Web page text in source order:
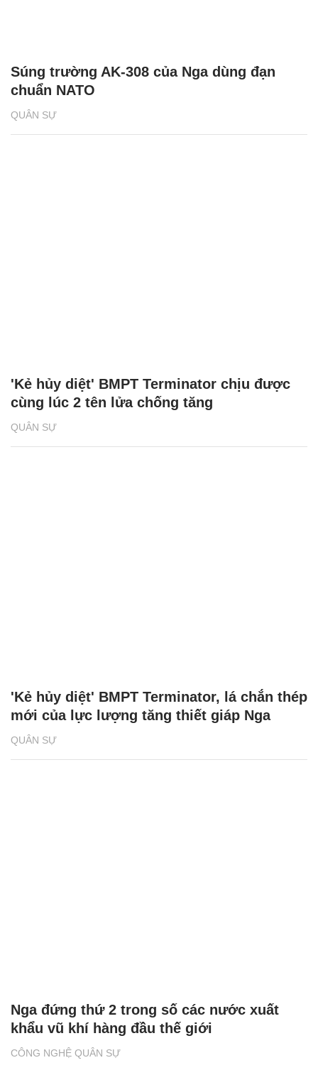
QUÂN SỰ
Súng trường AK-308 của Nga dùng đạn
chuẩn NATO
QUÂN SỰ
'Kẻ hủy diệt' BMPT Terminator chịu được
cùng lúc 2 tên lửa chống tăng
QUÂN SỰ
'Kẻ hủy diệt' BMPT Terminator, lá chắn thép
mới của lực lượng tăng thiết giáp Nga
CÔNG NGHỆ QUÂN SỰ
Nga đứng thứ 2 trong số các nước xuất
khẩu vũ khí hàng đầu thế giới